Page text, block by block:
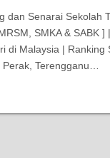
dan Senarai Sekolah
SMKA & SABK ]
di Malaysia | Ranking
Terengganu…